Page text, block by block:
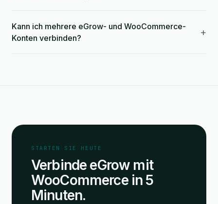
Kann ich mehrere eGrow- und WooCommerce-
Konten verbinden?
+
STARTEN SIE HEUTE
Verbinde eGrow mit
WooCommerce in 5
Minuten.